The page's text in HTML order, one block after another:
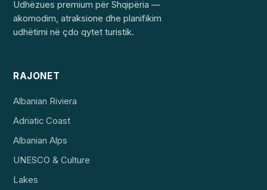
Udhëzues premium për Shqipëria —
akomodim, atraksione dhe planifikim
udhëtimi në çdo qytet turistik.
RAJONET
Albanian Riviera
Adriatic Coast
Albanian Alps
UNESCO & Culture
Lakes